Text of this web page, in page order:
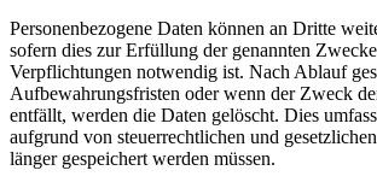
Personenbezogene Daten können an Dritte
sofern dies zur Erfüllung der genannten
Verpflichtungen notwendig ist. Nach Ablauf
Aufbewahrungsfristen oder wenn der Zweck
entfällt, werden die Daten gelöscht. Dies
aufgrund von steuerrechtlichen und
länger gespeichert werden müssen.